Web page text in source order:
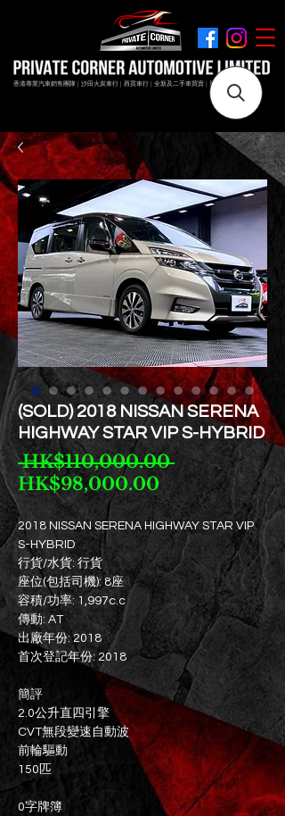
香港專業汽車銷售團隊 | 沙田火炭車行 | 西貢車行 | 全新及二手車買賣 | 最短時間極速成交
(SOLD) 2018 NISSAN SERENA
HIGHWAY STAR VIP S-HYBRID
HK$110,000.00 一
般
價
格
HK$98,000.00促
銷
價
格
2018 NISSAN SERENA HIGHWAY STAR VIP
S-HYBRID
行貨/水貨: 行貨
座位(包括司機): 8座
容積/功率: 1,997c.c
傳動: AT
出廠年份: 2018
首次登記年份: 2018
簡評
2.0公升直四引擎
CVT無段變速自動波
前輪驅動
150匹
0字牌簿